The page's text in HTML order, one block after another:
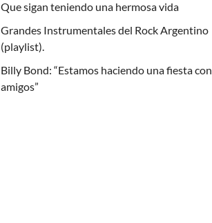
Que sigan teniendo una hermosa vida
Grandes Instrumentales del Rock Argentino
(playlist).
Billy Bond: “Estamos haciendo una fiesta con
amigos”